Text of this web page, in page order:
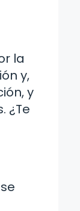
la
y,
y
¿Te